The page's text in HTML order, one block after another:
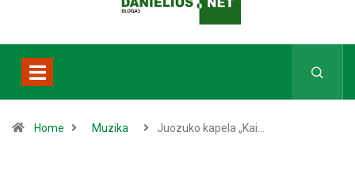
Home Muzika Juozuko kapela „Kai…